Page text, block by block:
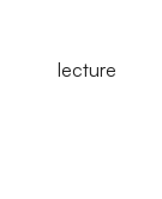
lecture